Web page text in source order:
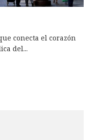
conecta el corazón
del...